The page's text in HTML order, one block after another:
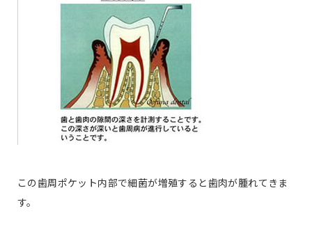
この歯周ポケット内部で細菌が増殖すると歯肉が腫れてきま
す。